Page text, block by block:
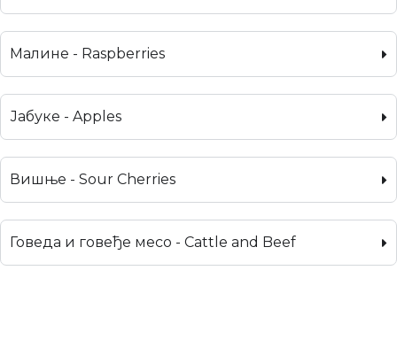
Малине - Raspberries
Јабуке - Apples
Вишње - Sour Cherries
Говеда и говеђе месо - Cattle and Beef